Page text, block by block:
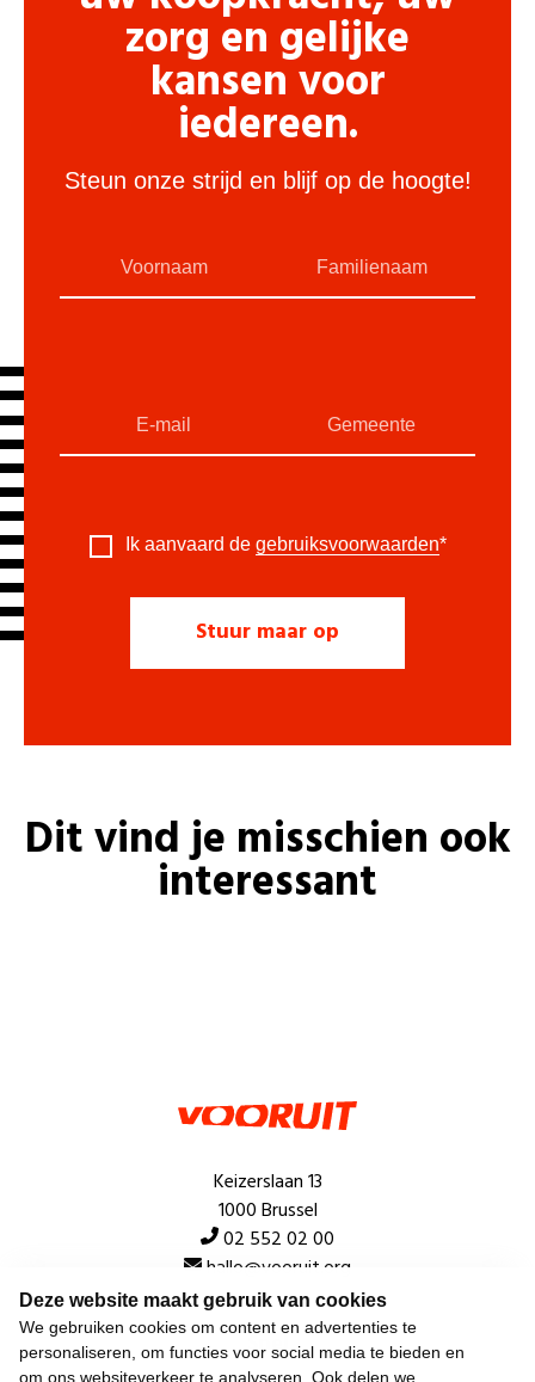
Deze website maakt gebruik van cookies
We gebruiken cookies om content en advertenties te
personaliseren, om functies voor social media te bieden en
om ons websiteverkeer te analyseren. Ook delen we
zorg en gelijke
kansen voor
iedereen.
Steun onze strijd en blijf op de hoogte!
Ik aanvaard de gebruiksvoorwaarden*
Dit vind je misschien ook
interessant
Keizerslaan 13
1000 Brussel
02 552 02 00
hallo@vooruit.org
Snel